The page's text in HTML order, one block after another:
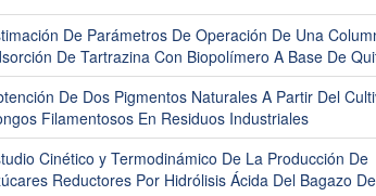
De Parámetros De Operación De Una
De Tartrazina Con Biopolímero A Base De
De Dos Pigmentos Naturales A Partir Del
Filamentosos En Residuos Industriales
Cinético y Termodinámico De La Producción De
Reductores Por Hidrólisis Ácida Del Bagazo